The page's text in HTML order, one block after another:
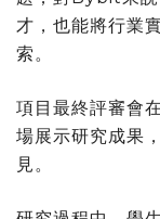
才，也能將行業
索。
項目最終評審會
場展示研究成果
見。